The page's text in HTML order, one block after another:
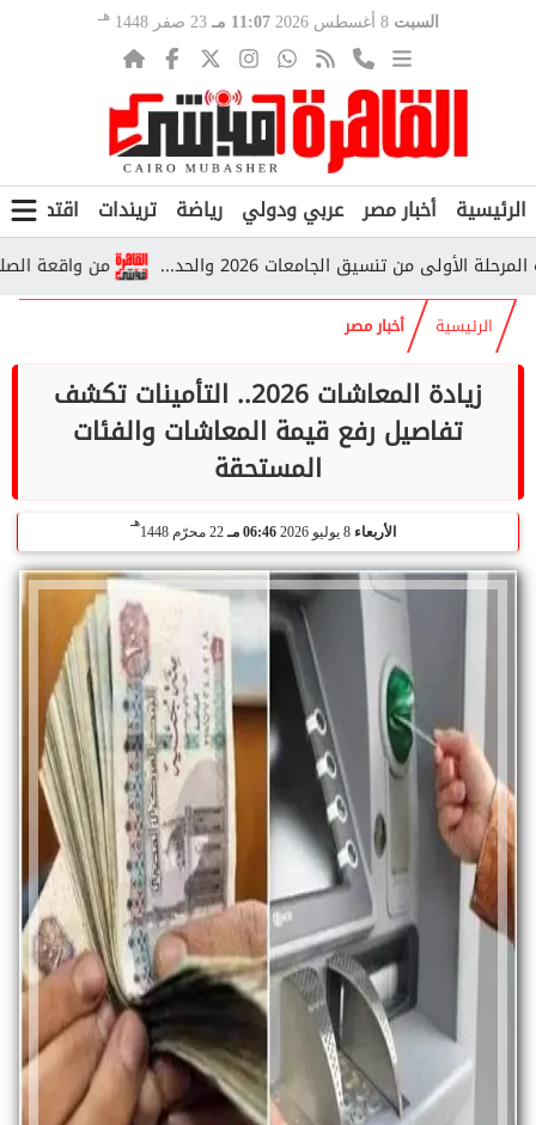
السبت 8 أغسطس 2026 11:07 مـ 23 صفر 1448 هـ
الرئيسية أخبار مصر عربي ودولي رياضة تريندات اقتصاد
من واقعة الصلاة من تنسيق الجامعات 2026 والحد...
الرئيسية أخبار مصر
زيادة المعاشات 2026.. التأمينات تكشف
تفاصيل رفع قيمة المعاشات والفئات
المستحقة
الأربعاء 06:46 مـ 22 محرّم 1448
هـ